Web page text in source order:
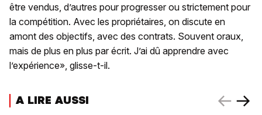
être vendus, d’autres pour progresser ou strictement pour
la compétition. Avec les propriétaires, on discute en
amont des objectifs, avec des contrats. Souvent oraux,
mais de plus en plus par écrit. J’ai dû apprendre avec
l’expérience», glisse-t-il.
A LIRE AUSSI